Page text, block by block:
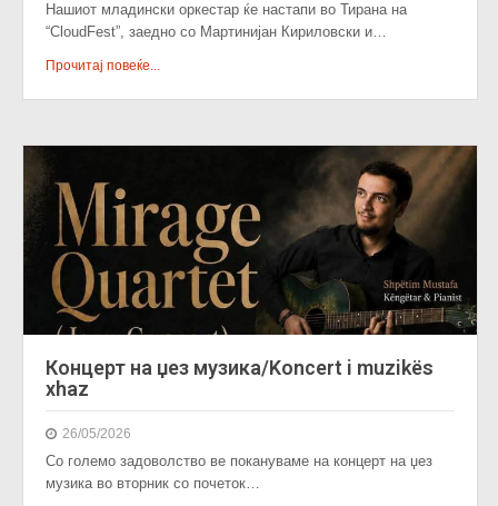
Нашиот младински оркестар ќе настапи во Тирана на
“CloudFest”, заедно со Мартинијан Кириловски и…
Прочитај повеќе...
Концерт на џез музика/Koncert i muzikës
xhaz
26/05/2026
Со големо задоволство ве покануваме на концерт на џез
музика во вторник со почеток…